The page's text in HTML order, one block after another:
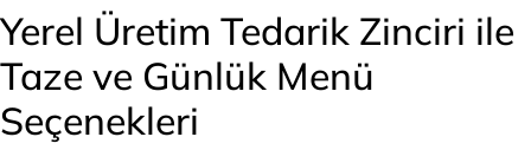
Yerel Üretim Tedarik Zinciri ile
Taze ve Günlük Menü
Seçenekleri